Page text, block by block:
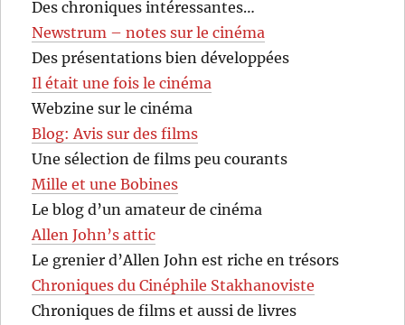
Des chroniques intéressantes…
Newstrum – notes sur le cinéma
Des présentations bien développées
Il était une fois le cinéma
Webzine sur le cinéma
Blog: Avis sur des films
Une sélection de films peu courants
Mille et une Bobines
Le blog d’un amateur de cinéma
Allen John’s attic
Le grenier d’Allen John est riche en trésors
Chroniques du Cinéphile Stakhanoviste
Chroniques de films et aussi de livres